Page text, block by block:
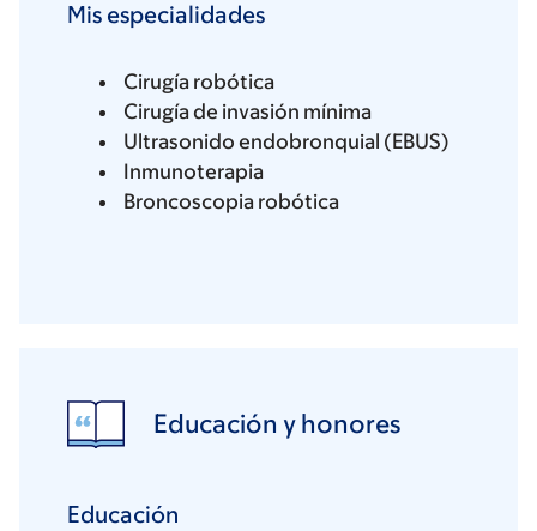
Mis especialidades
Cirugía robótica
Cirugía de invasión mínima
Ultrasonido endobronquial (EBUS)
Inmunoterapia
Broncoscopia robótica
Educación y honores
Educación